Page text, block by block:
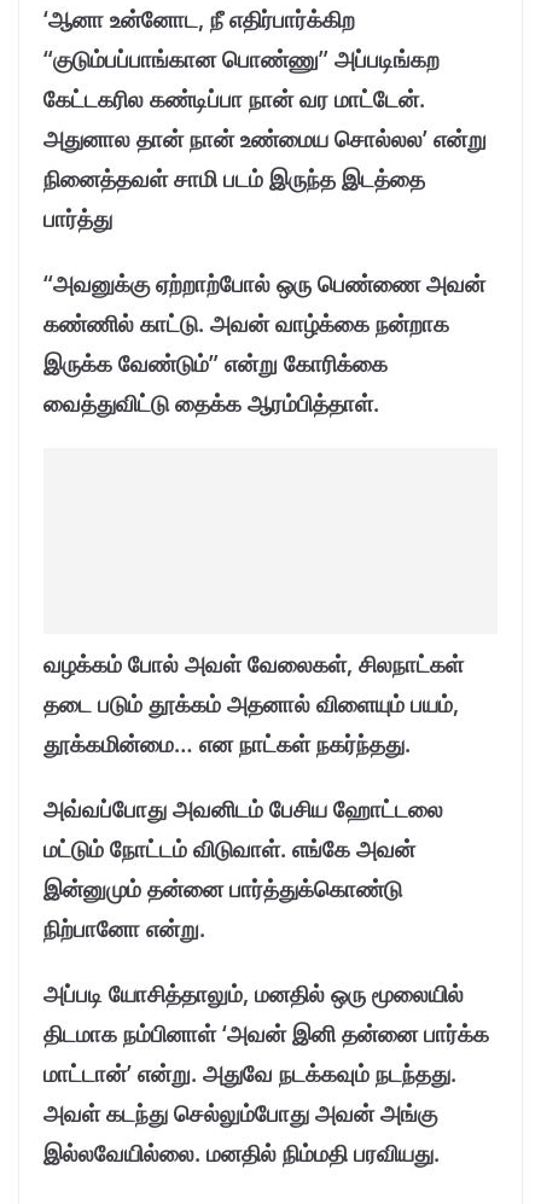
‘ஆனா உன்னோட, நீ எதிர்பார்க்கிற
“குடும்பப்பாங்கான பொண்ணு” அப்படிங்கற
கேட்டகரில கண்டிப்பா நான் வர மாட்டேன்.
அதுனால தான் நான் உண்மைய சொல்லல’ என்று
நினைத்தவள் சாமி படம் இருந்த இடத்தை
பார்த்து
“அவனுக்கு ஏற்றாற்போல் ஒரு பெண்ணை அவன்
கண்ணில் காட்டு. அவன் வாழ்க்கை நன்றாக
இருக்க வேண்டும்” என்று கோரிக்கை
வைத்துவிட்டு தைக்க ஆரம்பித்தாள்.
வழக்கம் போல் அவள் வேலைகள், சிலநாட்கள்
தடை படும் தூக்கம் அதனால் விளையும் பயம்,
தூக்கமின்மை… என நாட்கள் நகர்ந்தது.
அவ்வப்போது அவனிடம் பேசிய ஹோட்டலை
மட்டும் நோட்டம் விடுவாள். எங்கே அவன்
இன்னுமும் தன்னை பார்த்துக்கொண்டு
நிற்பானோ என்று.
அப்படி யோசித்தாலும், மனதில் ஒரு மூலையில்
திடமாக நம்பினாள் ‘அவன் இனி தன்னை பார்க்க
மாட்டான்’ என்று. அதுவே நடக்கவும் நடந்தது.
அவள் கடந்து செல்லும்போது அவன் அங்கு
இல்லவேயில்லை. மனதில் நிம்மதி பரவியது.